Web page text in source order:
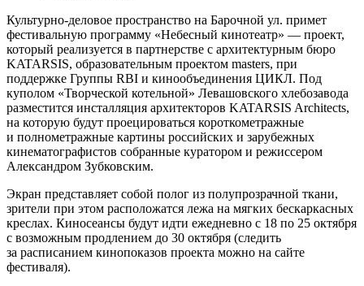
Культурно-деловое пространство на Барочной ул. примет
фестивальную программу «Небесный кинотеатр» — проект,
который реализуется в партнерстве с архитектурным бюро
KATARSIS, образовательным проектом masters, при
поддержке Группы RBI и кинообъединения ЦИКЛ. Под
куполом «Творческой котельной» Левашовского хлебозавода
разместится инсталляция архитекторов KATARSIS Architects,
на которую будут проецироваться короткометражные
и полнометражные картины российских и зарубежных
кинематографистов собранные куратором и режиссером
Александром Зубковским.
Экран представляет собой полог из полупрозрачной ткани,
зрители при этом расположатся лежа на мягких бескаркасных
креслах. Киносеансы будут идти ежедневно с 18 по 25 октября
с возможным продлением до 30 октября (следить
за расписанием кинопоказов проекта можно на сайте
фестиваля).